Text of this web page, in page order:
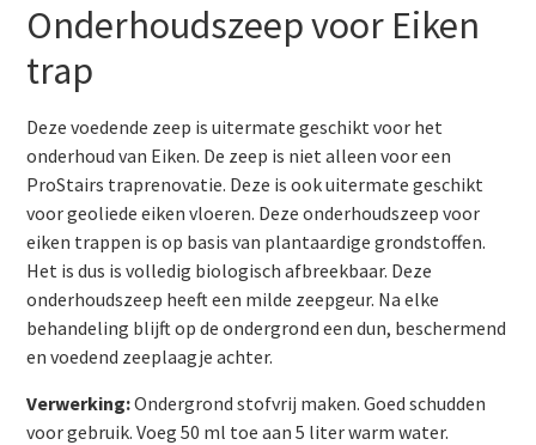
Onderhoudszeep voor Eiken
trap
Deze voedende zeep is uitermate geschikt voor het
onderhoud van Eiken. De zeep is niet alleen voor een
ProStairs traprenovatie. Deze is ook uitermate geschikt
voor geoliede eiken vloeren. Deze onderhoudszeep voor
eiken trappen is op basis van plantaardige grondstoffen.
Het is dus is volledig biologisch afbreekbaar. Deze
onderhoudszeep heeft een milde zeepgeur. Na elke
behandeling blijft op de ondergrond een dun, beschermend
en voedend zeeplaagje achter.
Verwerking:Ondergrond stofvrij maken. Goed schudden
voor gebruik. Voeg 50 ml toe aan 5 liter warm water.